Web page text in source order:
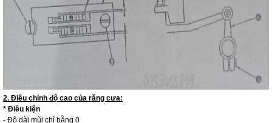
2. Điều chỉnh độ cao của răng cưa:
* Điều kiện
- Độ dài mũi chỉ bằng 0